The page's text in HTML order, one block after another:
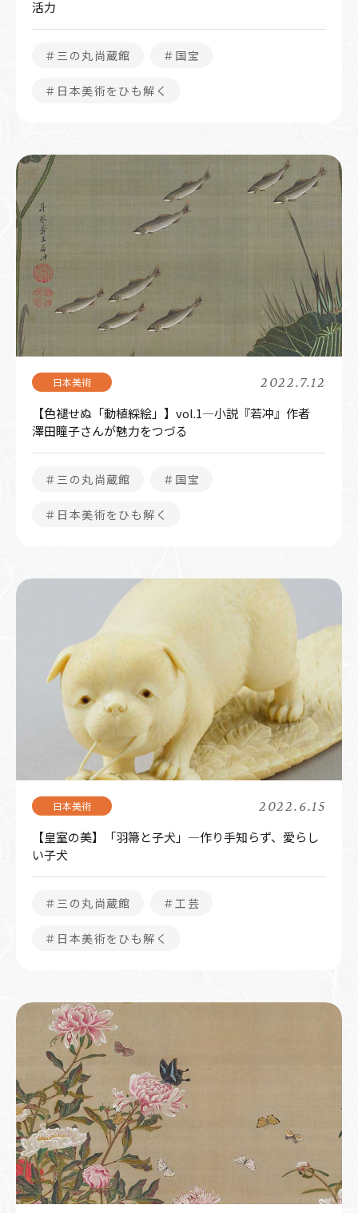
活力
＃三の丸尚蔵館 ＃国宝
＃日本美術をひも解く
2022.7.12
【色褪せぬ「動植綵絵」】vol.1―小説『若冲』作者
澤田瞳子さんが魅力をつづる
＃三の丸尚蔵館 ＃国宝
＃日本美術をひも解く
2022.6.15
【皇室の美】「羽箒と子犬」―作り手知らず、愛らし
い子犬
＃三の丸尚蔵館 ＃工芸
＃日本美術をひも解く